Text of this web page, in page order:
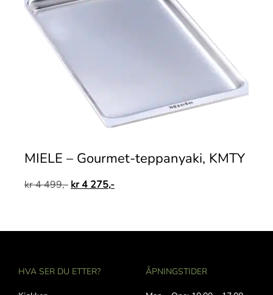
MIELE – Gourmet-teppanyaki, KMTY
kr4 499,- kr4 275,-
HVA SER DU ETTER? ÅPNINGSTIDER